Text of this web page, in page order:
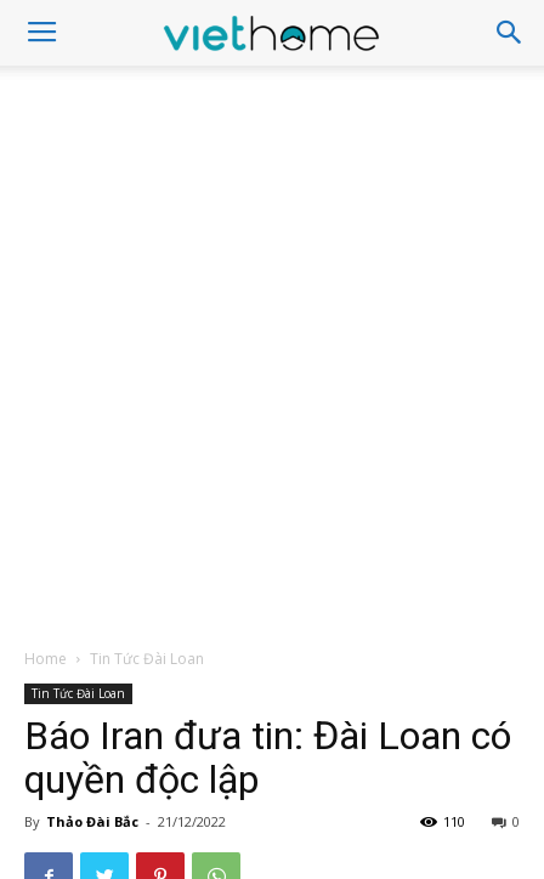
Home Tin Tức Đài Loan
Tin Tức Đài Loan
Báo Iran đưa tin: Đài Loan có
quyền độc lập
By Thảo Đài Bắc - 21/12/2022 0
110